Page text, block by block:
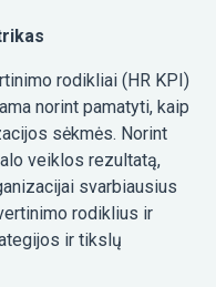
rodikliai (HR KPI)
norint pamatyti, kaip
sėkmės. Norint
veiklos rezultatą,
svarbiausius
rodiklius ir
ir tikslų